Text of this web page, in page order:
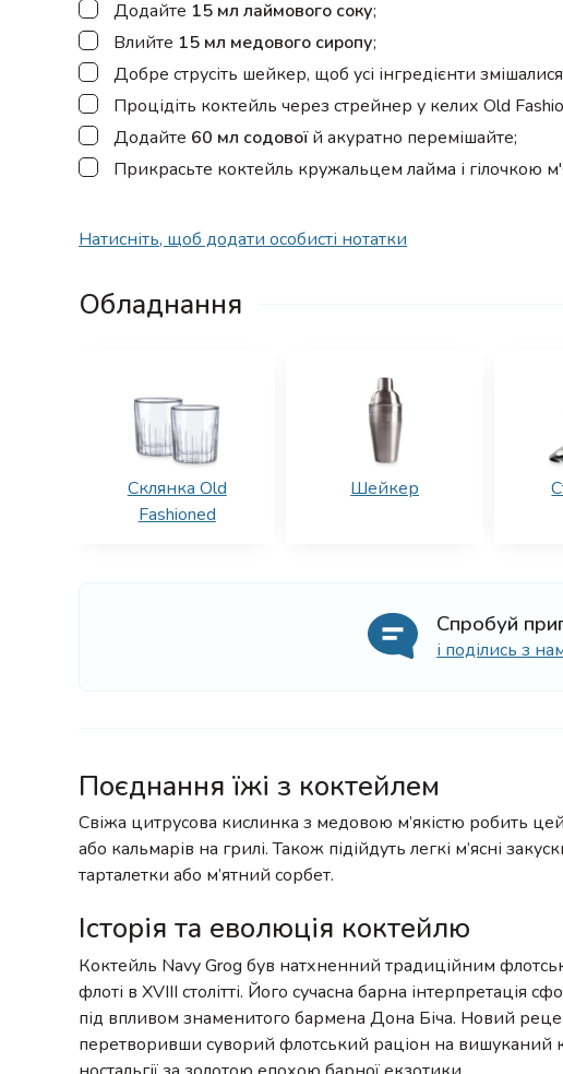
▢
Додайте 15 мл лаймового соку;
▢
Влийте 15 мл медового сиропу;
▢
Добре струсіть шейкер, щоб усі інгредієнти
▢
Процідіть коктейль через стрейнер у келих Old
▢
Додайте 60 мл содовоїй акуратно перемішайте;
▢
Прикрасьте коктейль кружальцем лайма і гілочкою
Натисніть, щоб додати особисті нотатки
Обладнання
Склянка Old
Fashioned
Шейкер
Спробуй
і поділись з
Поєднання їжі з коктейлем
Свіжа цитрусова кислинка з медовою м’якістю робить
або кальмарів на грилі. Також підійдуть легкі м’ясні
тарталетки або м’ятний сорбет.
Історія та еволюція коктейлю
Коктейль Navy Grog був натхненний традиційним
флоті в XVIII столітті. Його сучасна барна інтерпретація
під впливом знаменитого бармена Дона Біча. Новий
перетворивши суворий флотський раціон на вишуканий